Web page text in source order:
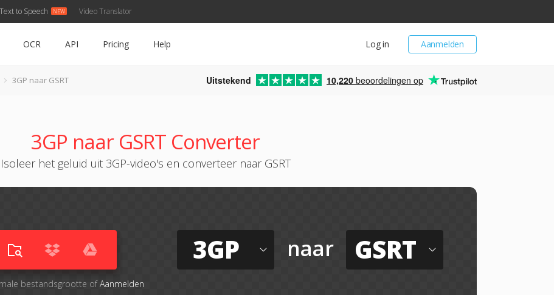
Text to Speech Video Translator
Aanmelden
Log in
OCR API Pricing Help
3GP naar GSRT Uitstekend 10,220 beoordelingen op
3GP naar GSRT Converter
Isoleer het geluid uit 3GP-video's en converteer naar GSRT
bestandsgrootte ofAanmelden
3GP naar GSRT